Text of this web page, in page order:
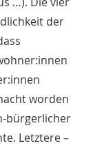
der
worden
bürgerlicher
Letztere –